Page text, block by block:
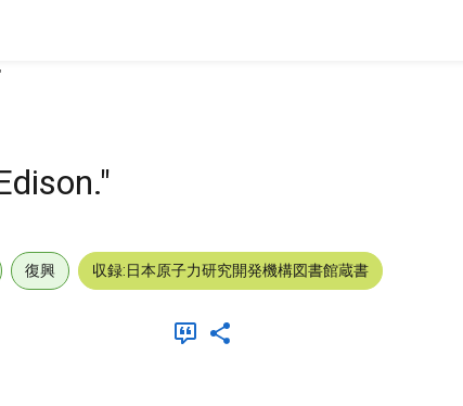
復興 収録:日本原子力研究開発機構図書館蔵書